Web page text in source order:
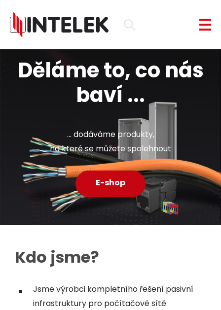
Děláme to, co nás
baví ...
... dodáváme produkty,
na které se můžete spolehnout
E-shop
Kdo jsme?
Jsme výrobci kompletního řešení pasivní
infrastruktury pro počítačové sítě